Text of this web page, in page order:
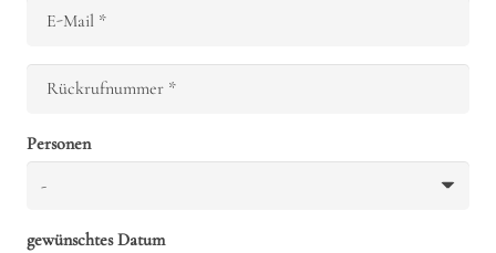
E-Mail *
Rückrufnummer *
Personen
gewünschtes Datum